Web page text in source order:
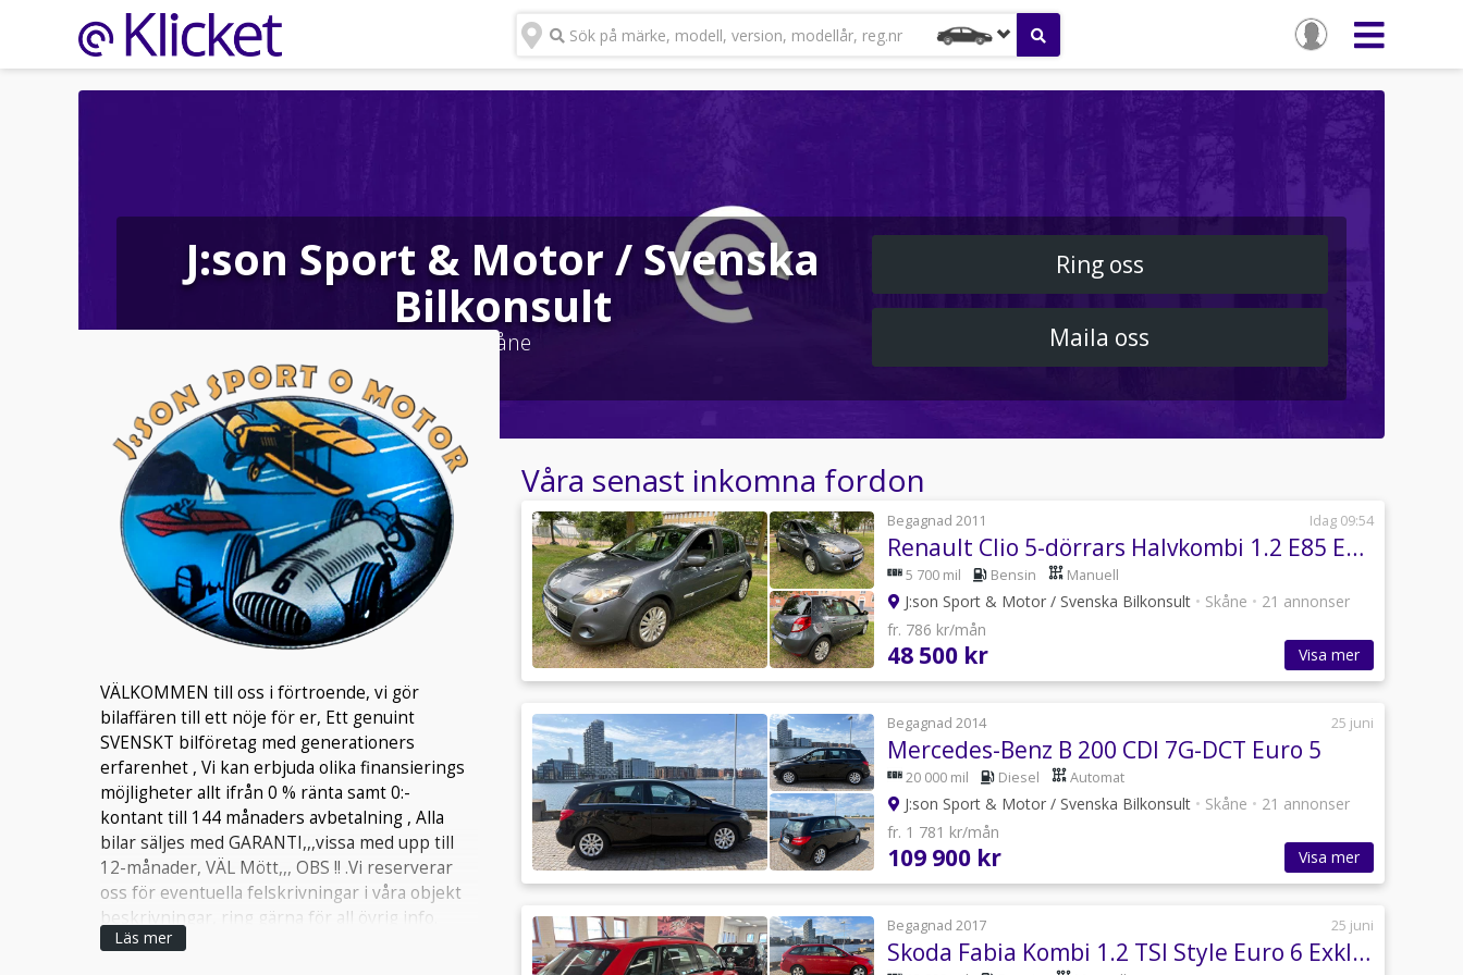
Sök på märke, modell, version, modellår, reg.nr
J:son Sport & Motor / Svenska
Bilkonsult
Skåne
Ring oss
Maila oss
VÄLKOMMEN till oss i förtroende, vi gör
bilaffären till ett nöje för er, Ett genuint
SVENSKT bilföretag med generationers
erfarenhet , Vi kan erbjuda olika finansierings
möjligheter allt ifrån 0 % ränta samt 0:-
kontant till 144 månaders avbetalning , Alla
bilar säljes med GARANTI,,,vissa med upp till
12-månader, VÄL Mött,,, OBS !! .Vi reserverar
oss för eventuella felskrivningar i våra objekt
beskrivningar, ring gärna för all övrig info.
Kristian 0705-474035 / Martin 0705-474034
Läs mer
Våra senast inkomna fordon
Begagnad 2011 Idag 09:54
Renault Clio 5-dörrars Halvkombi 1.2 E85 Euro 4
5 700 mil Bensin Manuell
J:son Sport & Motor / Svenska Bilkonsult • Skåne • 21 annonser
fr. 786 kr/mån
48 500 kr Visa mer
Begagnad 2014 25 juni
Mercedes-Benz B 200 CDI 7G-DCT Euro 5
20 000 mil Diesel Automat
J:son Sport & Motor / Svenska Bilkonsult • Skåne • 21 annonser
fr. 1 781 kr/mån
109 900 kr Visa mer
Begagnad 2017 25 juni
Skoda Fabia Kombi 1.2 TSI Style Euro 6 Exklusive